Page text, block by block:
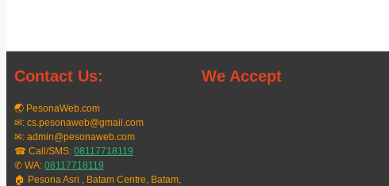
Contact Us:
🌏 PesonaWeb.com
✉: cs.pesonaweb@gmail.com
✉: admin@pesonaweb.com
☎ Call/SMS: 08117718119
✆ WA: 08117718119
🏠 Pesona Asri , Batam Centre, Batam,
We Accept